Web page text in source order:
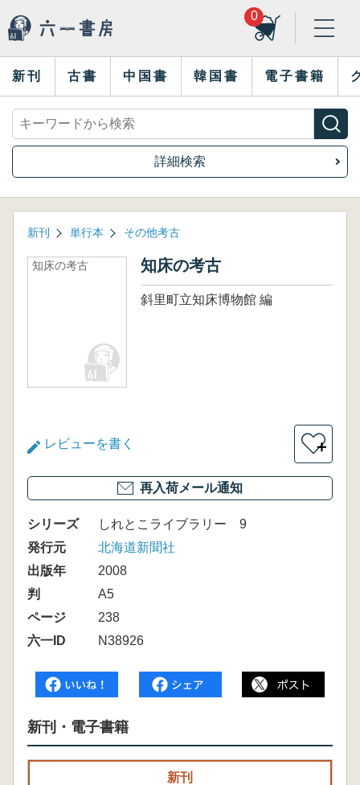
0
新刊 古書 中国書 韓国書 電子書籍
詳細検索
新刊 単行本 その他考古
知床の考古 知床の考古
斜里町立知床博物館 編
レビューを書く ＋
再入荷メール通知
シリーズ
しれとこライブラリー 9
発行元
北海道新聞社
出版年
2008
判
A5
ページ
238
六一ID
N38926
新刊・電子書籍
新刊